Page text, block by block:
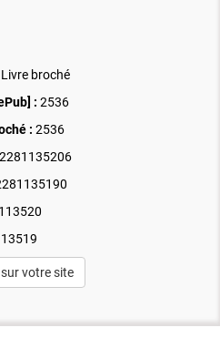
broché
: 2536
: 2536
113520
votre site